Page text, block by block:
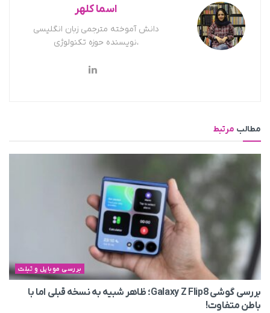
اسما کلهر
دانش آموخته مترجمی زبان انگلیسی
،نویسنده حوزه تکنولوژی
مطالب مرتبط
بررسی موبایل و تبلت
بررسی گوشی Galaxy Z Flip8؛ ظاهر شبیه به نسخه قبلی اما با
باطن متفاوت!